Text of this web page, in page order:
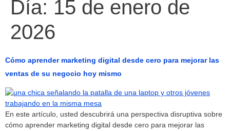
Día: 15 de enero de
2026
Cómo aprender marketing digital desde cero para mejorar las
ventas de su negocio hoy mismo
En este artículo, usted descubrirá una perspectiva disruptiva sobre
cómo aprender marketing digital desde cero para mejorar las